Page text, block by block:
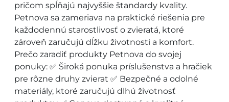
pričom spĺňajú najvyššie štandardy kvality.
Petnova sa zameriava na praktické riešenia pre
každodennú starostlivosť o zvieratá, ktoré
zároveň zaručujú dĺžku životnosti a komfort.
Prečo zaradiť produkty Petnova do svojej
ponuky: ✅ Široká ponuka príslušenstva a hračiek
pre rôzne druhy zvierat ✅ Bezpečné a odolné
materiály, ktoré zaručujú dlhú životnosť